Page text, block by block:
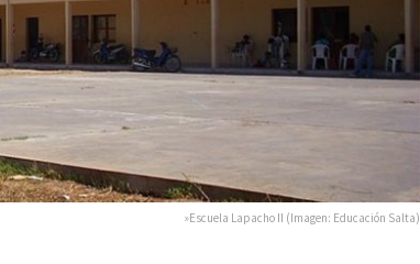
»Escuela Lapacho II (Imagen: Educación Salta)